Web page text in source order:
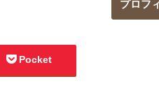
Pocket
プロフ